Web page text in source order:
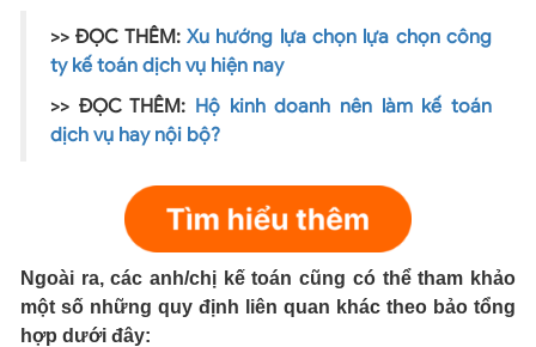
>> ĐỌC THÊM: Xu hướng lựa chọn lựa chọn công
ty kế toán dịch vụ hiện nay
>> ĐỌC THÊM: Hộ kinh doanh nên làm kế toán
dịch vụ hay nội bộ?
Ngoài ra, các anh/chị kế toán cũng có thể tham khảo
một số những quy định liên quan khác theo bảo tổng
hợp dưới đây: